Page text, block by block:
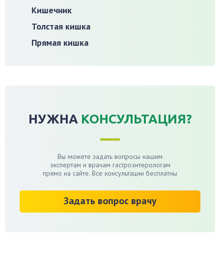
Кишечник
Толстая кишка
Прямая кишка
НУЖНА КОНСУЛЬТАЦИЯ?
Вы можете задать вопросы нашим
экспертам и врачам гастроэнтерологам
прямо на сайте. Все консультации бесплатны
Задать вопрос врачу